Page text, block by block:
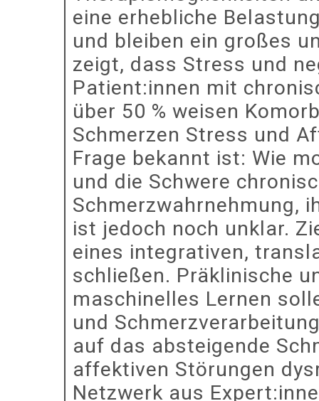
eine erhebliche
und bleiben ein großes
zeigt, dass Stress und
Patient:innen mit
über 50 % weisen
Schmerzen Stress und
Frage bekannt ist: Wie
und die Schwere
Schmerzwahrnehmung,
ist jedoch noch unklar.
eines integrativen,
schließen. Präklinische
maschinelles Lernen
und
auf das absteigende
affektiven Störungen
Netzwerk aus